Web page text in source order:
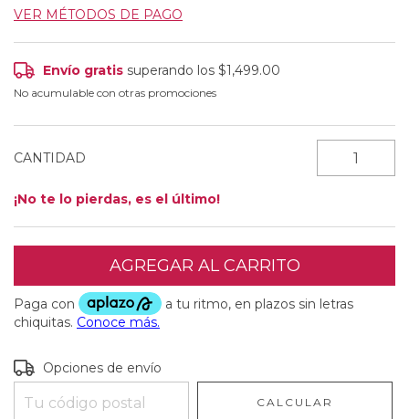
VER MÉTODOS DE PAGO
Envío gratis superando los$1,499.00
No acumulable con otras promociones
CANTIDAD
¡No te lo pierdas, es el último!
Entregas para el CP:
Opciones de envío
CALCULAR